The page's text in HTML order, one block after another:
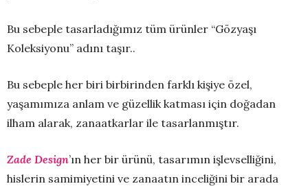
Bu sebeple tasarladığımız tüm ürünler “Gözyaşı
Koleksiyonu’’ adını taşır..
Bu sebeple her biri birbirinden farklı kişiye özel,
yaşamımıza anlam ve güzellik katması için doğadan
ilham alarak, zanaatkarlar ile tasarlanmıştır.
Zade Design’ın her bir ürünü, tasarımın işlevselliğini,
hislerin samimiyetini ve zanaatın inceliğini bir arada